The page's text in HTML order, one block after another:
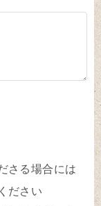
さる場合には
ださい